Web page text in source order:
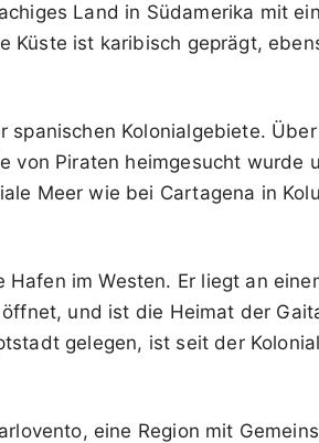
Land in Südamerika mit
Küste ist karibisch geprägt,
spanischen Kolonialgebiete.
von Piraten heimgesucht wurde
Meer wie bei Cartagena in
im Westen. Er liegt an
und ist die Heimat der
gelegen, ist seit der
eine Region mit